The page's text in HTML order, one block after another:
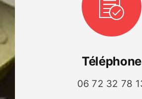
Téléphone
06 72 32 78